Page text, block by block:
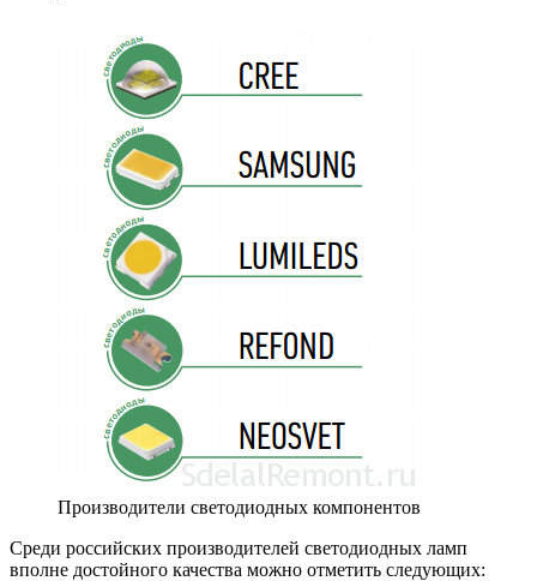
Производители светодиодных компонентов
Среди российских производителей светодиодных ламп
вполне достойного качества можно отметить следующих: